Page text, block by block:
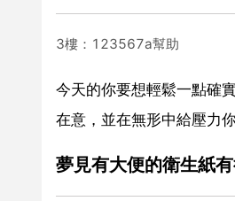
3樓：123567a幫助
今天的你要想輕鬆一點確
在意，並在無形中給壓力
夢見有大便的衛生紙